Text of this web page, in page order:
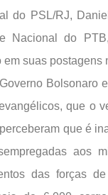
do PSL/RJ,
Nacional do
suas postagens
Bolsonaro
que o
que é
aos
das forças